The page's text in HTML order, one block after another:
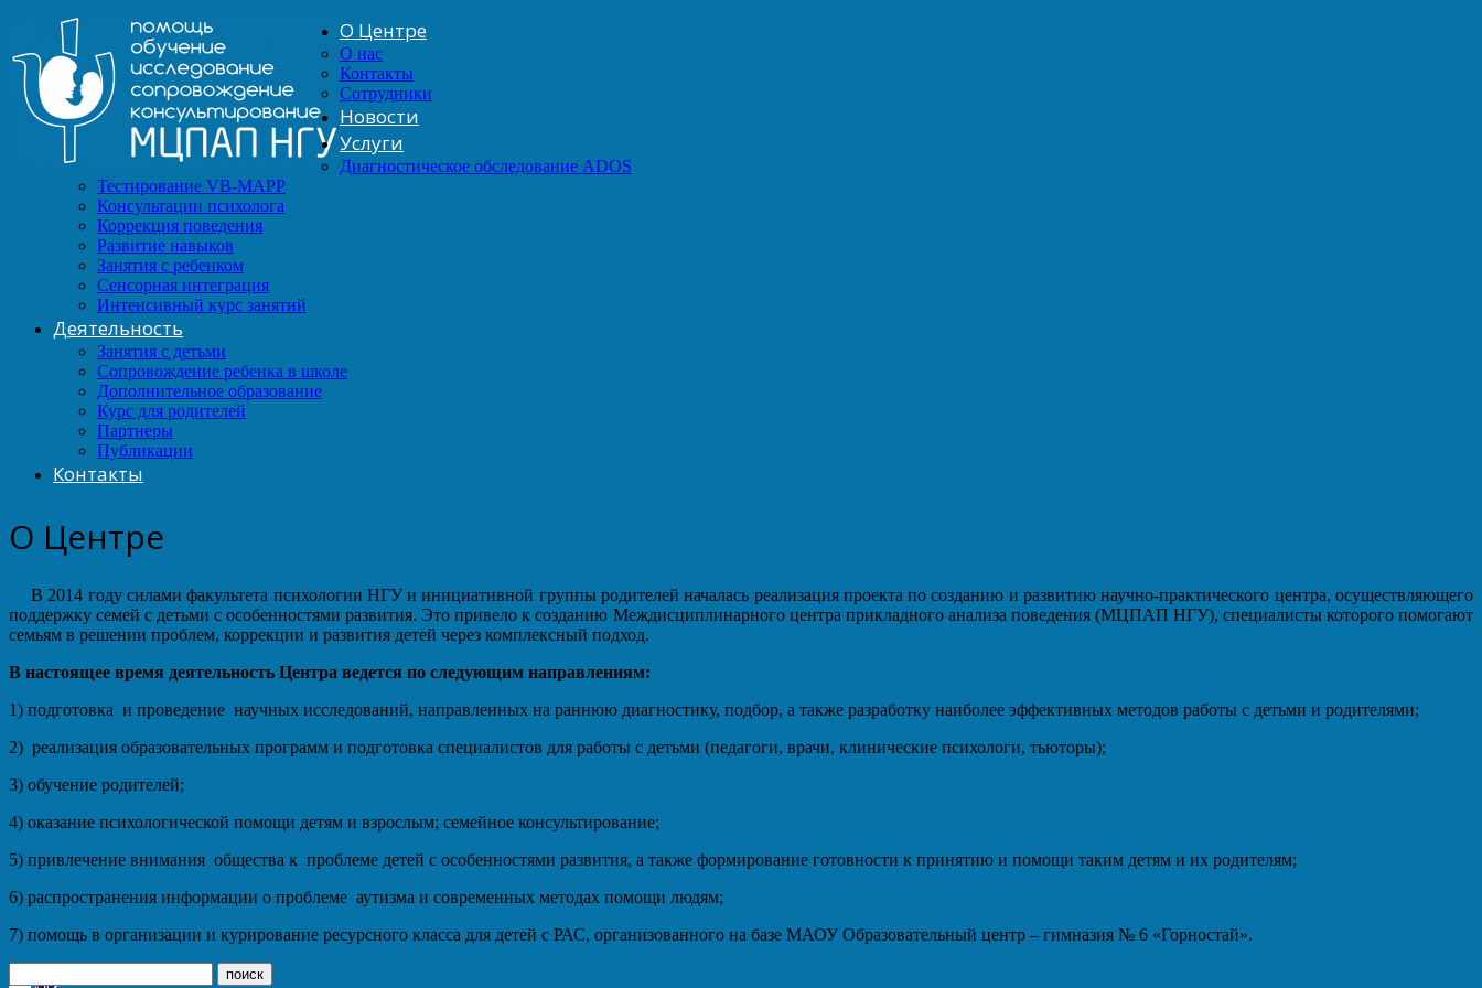
О Центре
О нас
Контакты
Сотрудники
Новости
Услуги
Диагностическое обследование ADOS
Тестирование VB-MAPP
Консультации психолога
Коррекция поведения
Развитие навыков
Занятия с ребенком
Сенсорная интеграция
Интенсивный курс занятий
Деятельность
Занятия с детьми
Сопровождение ребенка в школе
Дополнительное образование
Курс для родителей
Партнеры
Публикации
Контакты
О Центре
В 2014 году силами факультета психологии НГУ и инициативной группы родителей началась реализация проекта по созданию и развитию научно-практического центра, осуществляющего
поддержку семей с детьми с особенностями развития. Это привело к созданию Междисциплинарного центра прикладного анализа поведения (МЦПАП НГУ), специалисты которого помогают
семьям в решении проблем, коррекции и развития детей через комплексный подход.
В настоящее время деятельность Центра ведется по следующим направлениям:
1) подготовка и проведение научных исследований, направленных на раннюю диагностику, подбор, а также разработку наиболее эффективных методов работы с детьми и родителями;
2) реализация образовательных программ и подготовка специалистов для работы с детьми (педагоги, врачи, клинические психологи, тьюторы);
3) обучение родителей;
4) оказание психологической помощи детям и взрослым; семейное консультирование;
5) привлечение внимания общества к проблеме детей с особенностями развития, а также формирование готовности к принятию и помощи таким детям и их родителям;
6) распространения информации о проблеме аутизма и современных методах помощи людям;
7) помощь в организации и курирование ресурсного класса для детей с РАС, организованного на базе МАОУ Образовательный центр – гимназия № 6 «Горностай».